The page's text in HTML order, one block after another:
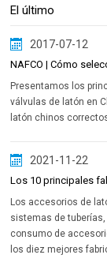
El último
2017-07-12
NAFCO | Cómo
Presentamos los
válvulas de latón en
latón chinos
2021-11-22
Los 10 principales
Los accesorios de
sistemas de
consumo de
los diez mejores